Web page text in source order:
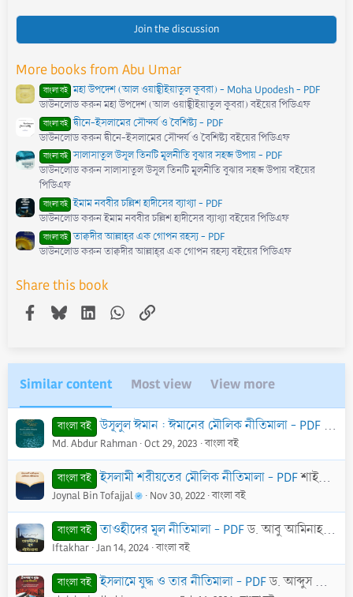
0
(
s
)
Join the discussion
More books from Abu Umar
বাংলা বই মহা উপদেশ (আল ওয়াছ্বীইয়াতুল কুবরা) - Moha Upodesh - PDF
ডাউনলোড করুন মহা উপদেশ (আল ওয়াছ্বীইয়াতুল কুবরা) বইয়ের পিডিএফ
বাংলা বই দ্বীনে-ইসলামের সৌন্দর্য ও বৈশিষ্ট্য - PDF
ডাউনলোড করুন দ্বীনে-ইসলামের সৌন্দর্য ও বৈশিষ্ট্য বইয়ের পিডিএফ
বাংলা বই সালাসাতুল উসূল তিনটি মূলনীতি বুঝার সহজ উপায় - PDF
ডাউনলোড করুন সালাসাতুল উসূল তিনটি মূলনীতি বুঝার সহজ উপায় বইয়ের
পিডিএফ
বাংলা বই ইমাম নববীর চল্লিশ হাদীসের ব্যাখ্যা - PDF
ডাউনলোড করুন ইমাম নববীর চল্লিশ হাদীসের ব্যাখ্যা বইয়ের পিডিএফ
বাংলা বই তাক্বদীর আল্লাহ্‌র এক গোপন রহস্য - PDF
ডাউনলোড করুন তাক্বদীর আল্লাহ্‌র এক গোপন রহস্য বইয়ের পিডিএফ
Share this book
Facebook
BlueskyLinkedInWhatsApp
Link
Similar content Most view View more
বাংলা বই উসূলুল ঈমান : ঈমানের মৌলিক নীতিমালা - PDF ড.
Md. Abdur Rahman Oct 29, 2023 বাংলা বই
বাংলা বই ইসলামী শরীয়তের মৌলিক নীতিমালা - PDFশাইখ আব্দুল হামীদ আল-ফাইযী আল-মাদানী
Joynal Bin Tofajjal Nov 30, 2022 বাংলা বই
বাংলা বই তাওহীদের মূল নীতিমালা - PDFড. আবু আমিনাহ বিলাল ফিলিপ্স
Iftakhar Jan 14, 2024 বাংলা বই
বাংলা বই ইসলামে যুদ্ধ ও তার নীতিমালা - PDFড. আব্দুস সালাম বিন সালেম আস-সুহাইমী